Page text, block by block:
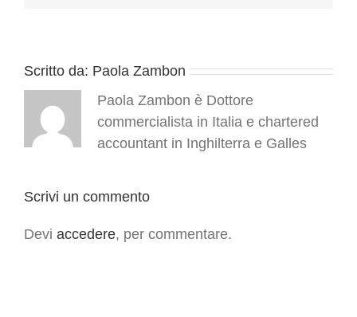
Scritto da: Paola Zambon
Paola Zambon è Dottore
commercialista in Italia e chartered
accountant in Inghilterra e Galles
Scrivi un commento
Devi accedere, per commentare.